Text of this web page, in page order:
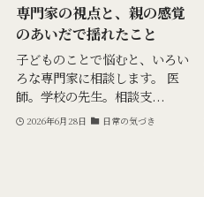
専門家の視点と、親の感覚
のあいだで揺れたこと
子どものことで悩むと、いろい
ろな専門家に相談します。 医
師。学校の先生。相談支...
2026年6月28日 日常の気づき